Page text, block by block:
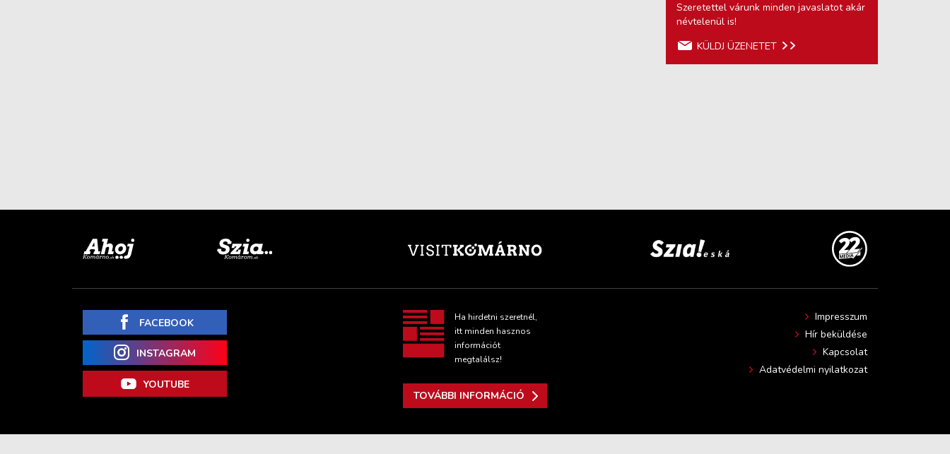
Szeretettel várunk minden javaslatot akár
névtelenül is!
KÜLDJ ÜZENETET
FACEBOOK
INSTAGRAM
YOUTUBE
Ha hirdetni szeretnél,
itt minden hasznos
információt
megtalálsz!
TOVÁBBI INFORMÁCIÓ
Impresszum
Hír beküldése
Kapcsolat
Adatvédelmi nyilatkozat